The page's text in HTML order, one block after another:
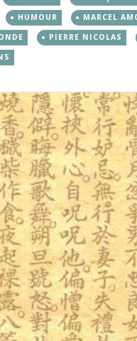
HUMOUR MARCEL
PIERRE NICOLAS